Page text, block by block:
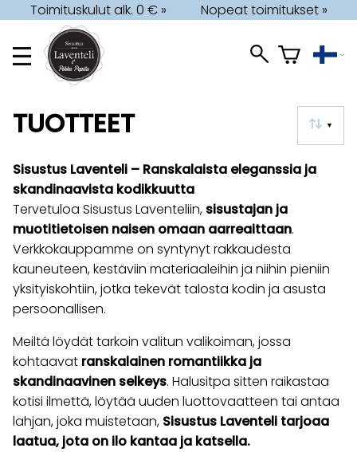
Toimituskulut alk. 0 € » Nopeat toimitukset »
▼
TUOTTEET
Sisustus Laventeli – Ranskalaista eleganssia ja
skandinaavista kodikkuutta
Tervetuloa Sisustus Laventeliin, sisustajan ja
muotitietoisen naisen omaan aarreaittaan.
Verkkokauppamme on syntynyt rakkaudesta
kauneuteen, kestäviin materiaaleihin ja niihin pieniin
yksityiskohtiin, jotka tekevät talosta kodin ja asusta
persoonallisen.
Meiltä löydät tarkoin valitun valikoiman, jossa
kohtaavat ranskalainen romantiikka ja
skandinaavinen selkeys. Halusitpa sitten raikastaa
kotisi ilmettä, löytää uuden luottovaatteen tai antaa
lahjan, joka muistetaan, Sisustus Laventeli tarjoaa
laatua, jota on ilo kantaa ja katsella.